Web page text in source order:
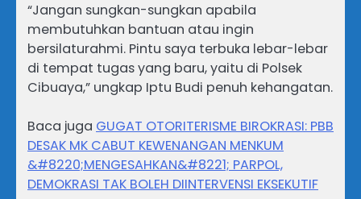
“Jangan sungkan-sungkan apabila
membutuhkan bantuan atau ingin
bersilaturahmi. Pintu saya terbuka lebar-lebar
di tempat tugas yang baru, yaitu di Polsek
Cibuaya,” ungkap Iptu Budi penuh kehangatan.
Baca juga GUGAT OTORITERISME BIROKRASI: PBB
DESAK MK CABUT KEWENANGAN MENKUM
&#8220;MENGESAHKAN&#8221; PARPOL,
DEMOKRASI TAK BOLEH DIINTERVENSI EKSEKUTIF